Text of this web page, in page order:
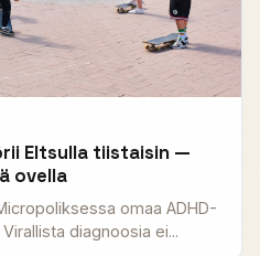
Eltsulla tiistaisin —
ovella
omaa ADHD-
diagnoosia ei...